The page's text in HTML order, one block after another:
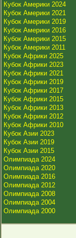
Кубок Америки 2024
Кубок Америки 2021
Кубок Америки 2019
Кубок Америки 2016
Кубок Америки 2015
Кубок Америки 2011
Кубок Африки 2025
Кубок Африки 2023
Кубок Африки 2021
Кубок Африки 2019
Кубок Африки 2017
Кубок Африки 2015
Кубок Африки 2013
Кубок Африки 2012
Кубок Африки 2010
Кубок Азии 2023
Кубок Азии 2019
Кубок Азии 2015
Олимпиада 2024
Олимпиада 2020
Олимпиада 2016
Олимпиада 2012
Олимпиада 2008
Олимпиада 2004
Олимпиада 2000